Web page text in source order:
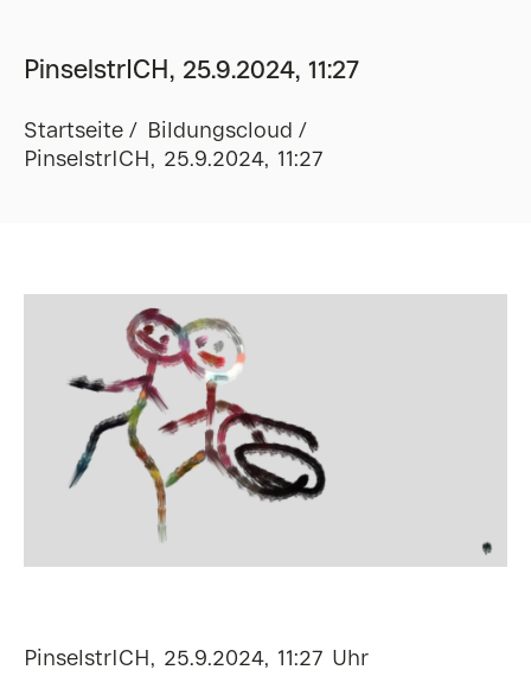
PinselstrICH, 25.9.2024, 11:27
Startseite
Bildungscloud
PinselstrICH, 25.9.2024, 11:27
PinselstrICH, 25.9.2024, 11:27 Uhr